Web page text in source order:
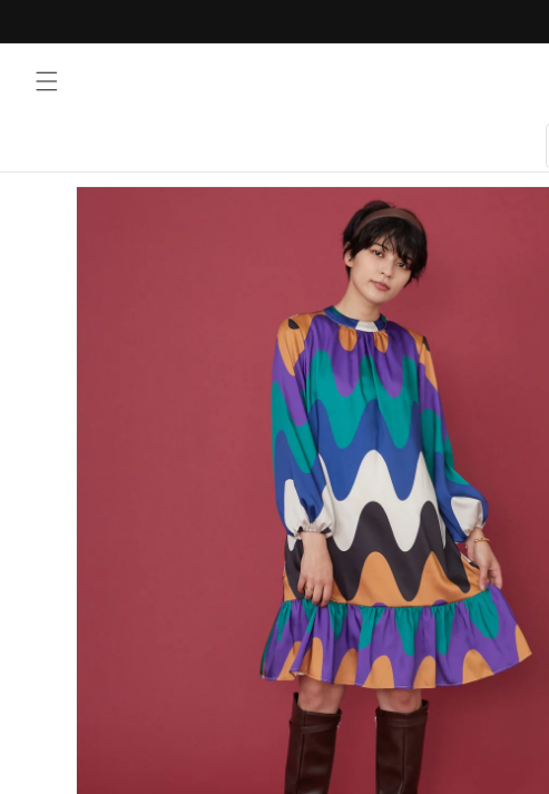
進む
商品情